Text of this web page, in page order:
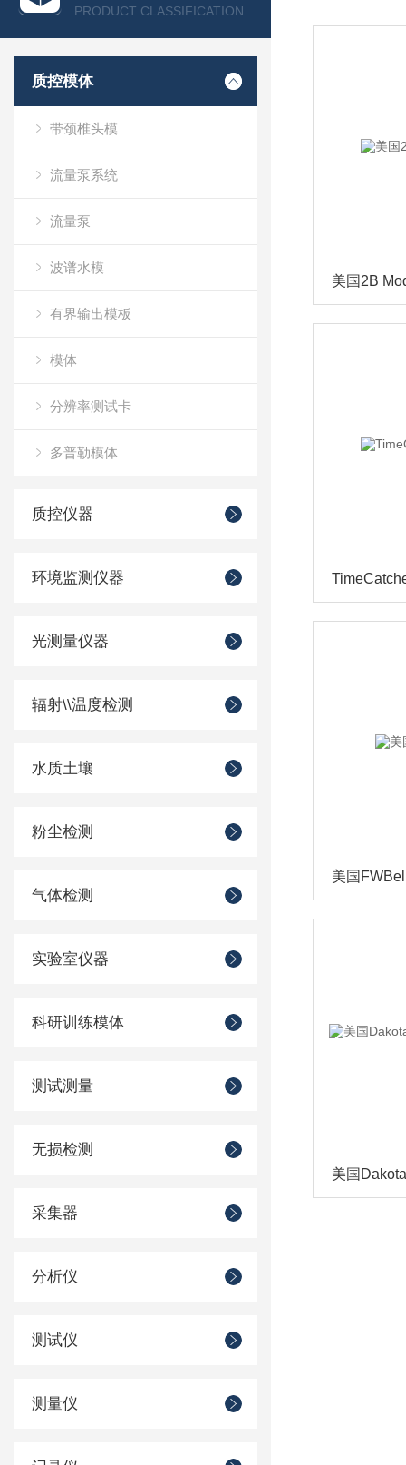
PRODUCT CLASSIFICATION
质控模体
带颈椎头模
流量泵系统
流量泵
波谱水模
有界输出模板
模体
分辨率测试卡
多普勒模体
质控仪器
环境监测仪器
光测量仪器
辐射\\温度检测
水质土壤
粉尘检测
气体检测
实验室仪器
科研训练模体
测试测量
无损检测
采集器
分析仪
测试仪
测量仪
美国2B
美国